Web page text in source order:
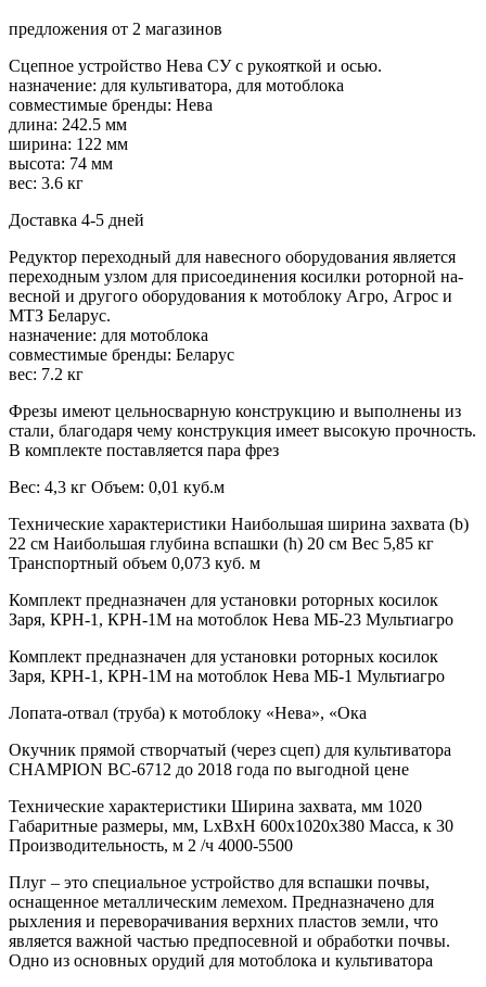
предложения от 2 магазинов
Сцепное устройство Нева СУ с рукояткой и осью.
назначение: для культиватора, для мотоблока
совместимые бренды: Нева
длина: 242.5 мм
ширина: 122 мм
высота: 74 мм
вес: 3.6 кг
Доставка 4-5 дней
Редуктор переходный для навесного оборудования является
переходным узлом для присоединения косилки роторной на­
весной и другого оборудования к мотоблоку Агро, Агрос и
МТЗ Беларус.
назначение: для мотоблока
совместимые бренды: Беларус
вес: 7.2 кг
Фрезы имеют цельносварную конструкцию и выполнены из
стали, благодаря чему конструкция имеет высокую прочность.
В комплекте поставляется пара фрез
Вес: 4,3 кг Объем: 0,01 куб.м
Технические характеристики Наибольшая ширина захвата (b)
22 см Наибольшая глубина вспашки (h) 20 см Вес 5,85 кг
Транспортный объем 0,073 куб. м
Комплект предназначен для установки роторных косилок
Заря, КРН-1, КРН-1М на мотоблок Нева МБ-23 Мультиагро
Комплект предназначен для установки роторных косилок
Заря, КРН-1, КРН-1М на мотоблок Нева МБ-1 Мультиагро
Лопата-отвал (труба) к мотоблоку «Нева», «Ока
Окучник прямой створчатый (через сцеп) для культиватора
CHAMPION BC-6712 до 2018 года по выгодной цене
Технические характеристики Ширина захвата, мм 1020
Габаритные размеры, мм, LxВхН 600x1020x380 Масса, к 30
Производительность, м 2 /ч 4000-5500
Плуг – это специальное устройство для вспашки почвы,
оснащенное металлическим лемехом. Предназначено для
рыхления и переворачивания верхних пластов земли, что
является важной частью предпосевной и обработки почвы.
Одно из основных орудий для мотоблока и культиватора